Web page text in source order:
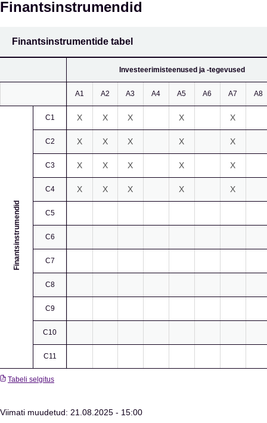
Finantsinstrumendid
Finantsinstrumentide tabel
Investeerimisteenused ja -tegevused
A1 A2 A3 A4 A5 A6 A7 A8
Finantsinstrumendid
C1 X X X X X
C2 X X X X X
C3 X X X X X
C4 X X X X X
C5
C6
C7
C8
C9
C10
C11
Tabeli selgitus
Viimati muudetud: 21.08.2025 - 15:00